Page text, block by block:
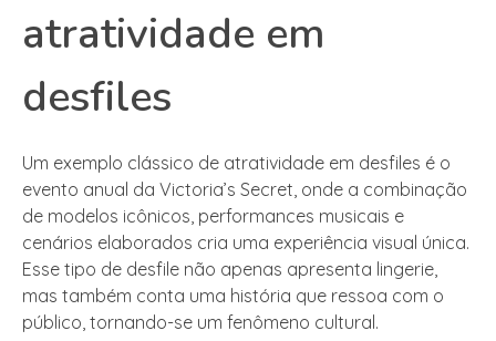
atratividade em
desfiles
Um exemplo clássico de atratividade em desfiles é o
evento anual da Victoria’s Secret, onde a combinação
de modelos icônicos, performances musicais e
cenários elaborados cria uma experiência visual única.
Esse tipo de desfile não apenas apresenta lingerie,
mas também conta uma história que ressoa com o
público, tornando-se um fenômeno cultural.